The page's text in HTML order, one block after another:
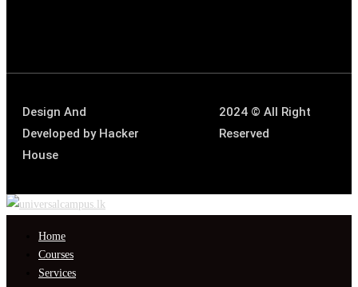
Design And
Developed by Hacker
House
2024 © All Right
Reserved
Home
Courses
Services